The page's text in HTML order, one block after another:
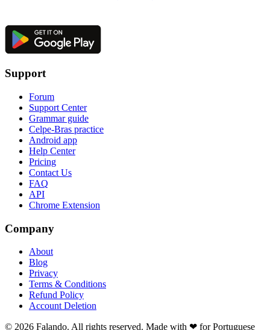
Support
Forum
Support Center
Grammar guide
Celpe-Bras practice
Android app
Help Center
Pricing
Contact Us
FAQ
API
Chrome Extension
Company
About
Blog
Privacy
Terms & Conditions
Refund Policy
Account Deletion
© 2026 Falando. All rights reserved. Made with ❤ for Portuguese